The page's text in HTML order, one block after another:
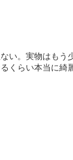
い。実物はもう
くらい本当に綺